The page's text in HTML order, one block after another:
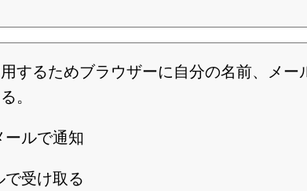
するためブラウザーに自分の名前、メー
。
ールで通知
受け取る